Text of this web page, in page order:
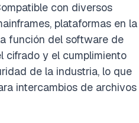
con diversos
plataformas en la
función del software de
cifrado y el cumplimiento
de la industria, lo que
intercambios de archivos